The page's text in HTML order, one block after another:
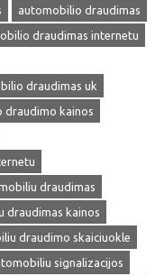
automobilio draudimas
draudimas internetu
draudimas uk
draudimo kainos
draudimas
draudimas kainos
draudimo skaiciuokle
signalizacijos